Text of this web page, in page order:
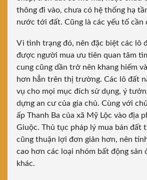
thông đi vào, chưa có hệ thống hạ
nước tới đất. Cũng là các yếu tố cần
Vì tình trạng đó, nên đặc biệt các lô
được người mua ưu tiên quan tâm
cung cũng dần trở nên khang hiếm
hơn hẳn trên thị trường. Các lô đất
vụ cho mọi mục đích sử dụng, ý
dựng an cư của gia chủ. Cùng với
ấp Thanh Ba của xã Mỹ Lộc vào địa
Giuộc. Thủ tục pháp lý mua bán đất
cũng thuận lợi đơn giản hơn, nên
cao hơn các loại nhóm bất động
khác.